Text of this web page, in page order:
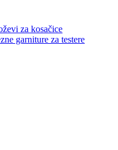
za kosačice
garniture za testere